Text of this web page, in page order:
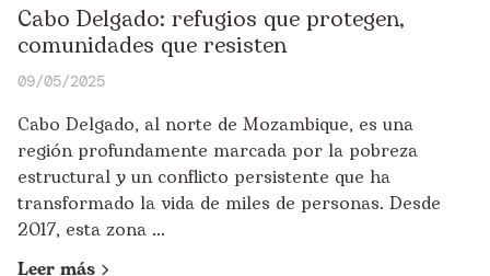
Cabo Delgado: refugios que protegen,
comunidades que resisten
09/05/2025
Cabo Delgado, al norte de Mozambique, es una
región profundamente marcada por la pobreza
estructural y un conflicto persistente que ha
transformado la vida de miles de personas. Desde
2017, esta zona ...
Leer más